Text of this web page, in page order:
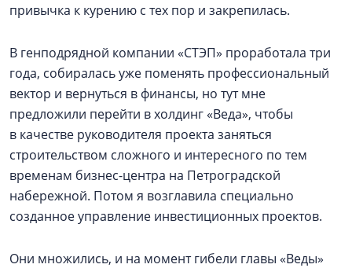
привычка к курению с тех пор и закрепилась.
В генподрядной компании «СТЭП» проработала три
года, собиралась уже поменять профессиональный
вектор и вернуться в финансы, но тут мне
предложили перейти в холдинг «Веда», чтобы
в качестве руководителя проекта заняться
строительством сложного и интересного по тем
временам бизнес-центра на Петроградской
набережной. Потом я возглавила специально
созданное управление инвестиционных проектов.
Они множились, и на момент гибели главы «Веды»